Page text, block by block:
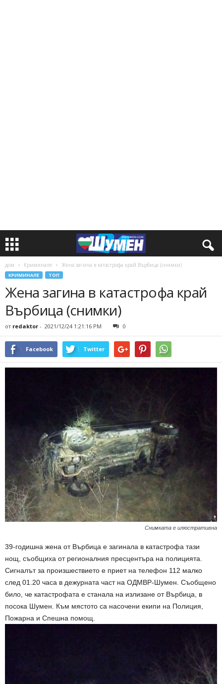
дом Криминале Жена загина в катастрофа край Върбица (снимки)
КРИМИНАЛЕ ТОП
Жена загина в катастрофа край
Върбица (снимки)
от redaktor - 2021/12/24 1:21:16 PM 0
Facebook Twitter
Снимката е илюстративна
39-годишна жена от Върбица е загинала в катастрофа тази
нощ, съобщиха от регионалния пресцентъра на полицията.
Сигналът за произшествието е приет на телефон 112 малко
след 01.20 часа в дежурната част на ОДМВР-Шумен. Съобщено
било, че катастрофата е станала на излизане от Върбица, в
посока Шумен. Към мястото са насочени екипи на Полиция,
Пожарна и Спешна помощ.